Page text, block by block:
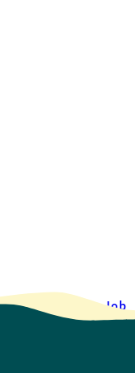
selvbetjeningJob